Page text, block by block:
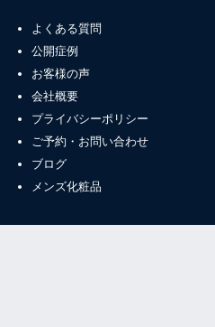
よくある質問
公開症例
お客様の声
会社概要
プライバシーポリシー
ご予約・お問い合わせ
ブログ
メンズ化粧品